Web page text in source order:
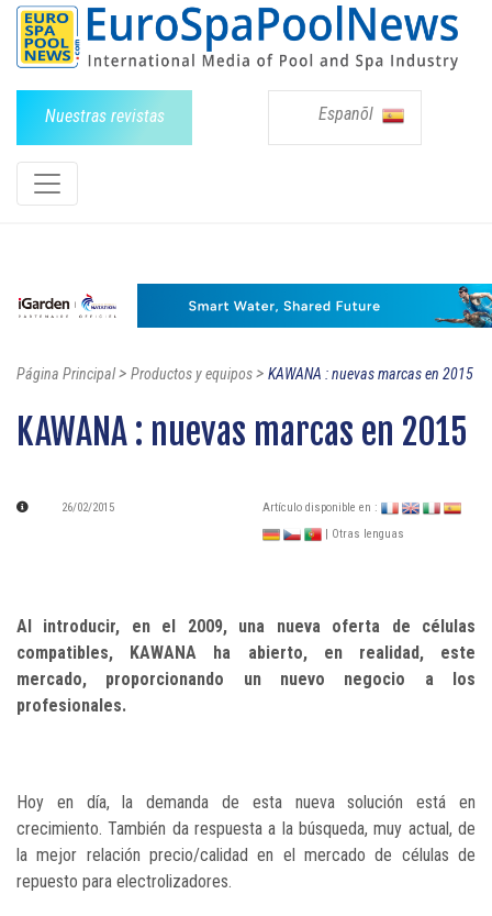
Nuestras revistas Espanõl
Página Principal> Productos y equipos> KAWANA : nuevas marcas en 2015
KAWANA : nuevas marcas en 2015
26/02/2015
Artículo disponible en :
| Otras lenguas
Al introducir, en el 2009, una nueva oferta de células
compatibles, KAWANA ha abierto, en realidad, este
mercado, proporcionando un nuevo negocio a los
profesionales.
Hoy en día, la demanda de esta nueva solución está en
crecimiento. También da respuesta a la búsqueda, muy actual, de
la mejor relación precio/calidad en el mercado de células de
repuesto para electrolizadores.